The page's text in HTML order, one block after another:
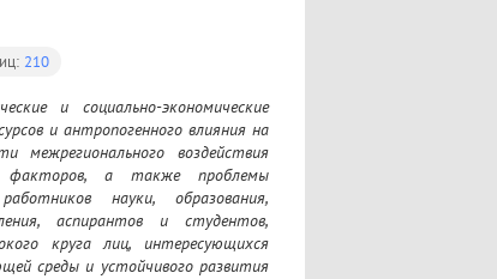
210
и социально-экономические
и антропогенного влияния на
межрегионального воздействия
факторов, а также проблемы
науки, образования,
аспирантов и студентов,
круга лиц, интересующихся
среды и устойчивого развития